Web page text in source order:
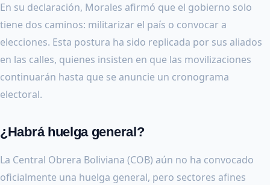
En su declaración, Morales afirmó que el gobierno solo
tiene dos caminos: militarizar el país o convocar a
elecciones. Esta postura ha sido replicada por sus aliados
en las calles, quienes insisten en que las movilizaciones
continuarán hasta que se anuncie un cronograma
electoral.
¿Habrá huelga general?
La Central Obrera Boliviana (COB) aún no ha convocado
oficialmente una huelga general, pero sectores afines